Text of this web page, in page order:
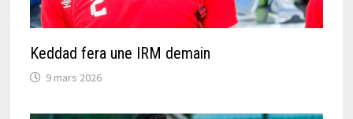
Keddad fera une IRM demain
9 mars 2026